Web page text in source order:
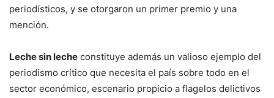
periodísticos, y se otorgaron un primer premio y una
mención.
Leche sin leche constituye además un valioso ejemplo del
periodismo crítico que necesita el país sobre todo en el
sector económico, escenario propicio a flagelos delictivos